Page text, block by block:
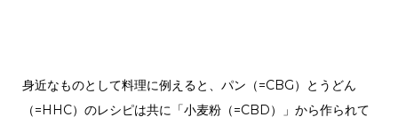
身近なものとして料理に例えると、パン（=CBG）とうどん
（=HHC）のレシピは共に「小麦粉（=CBD）」から作られて